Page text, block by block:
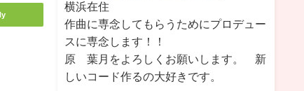
横浜在住
作曲に専念してもらうためにプロデュー
スに専念します！！
原 葉月をよろしくお願いします。 新
しいコード作るの大好きです。